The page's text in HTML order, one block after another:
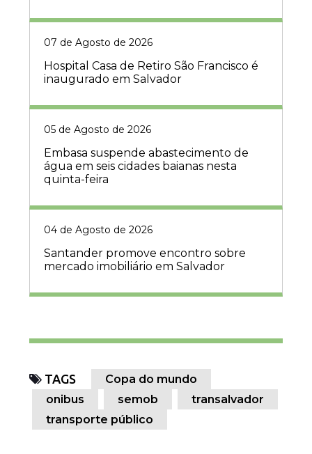
07 de Agosto de 2026
Hospital Casa de Retiro São Francisco é
inaugurado em Salvador
05 de Agosto de 2026
Embasa suspende abastecimento de
água em seis cidades baianas nesta
quinta-feira
04 de Agosto de 2026
Santander promove encontro sobre
mercado imobiliário em Salvador
TAGS
Copa do mundo
onibus
semob
transalvador
transporte público